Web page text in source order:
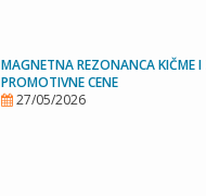
MAGNETNA REZONANCA KIČME
PROMOTIVNE CENE
27/05/2026